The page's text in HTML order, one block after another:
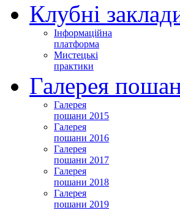
Клубні
Інформаційна
платформа
Мистецькі
практики
Галерея
Галерея
пошани 2015
Галерея
пошани 2016
Галерея
пошани 2017
Галерея
пошани 2018
Галерея
пошани 2019